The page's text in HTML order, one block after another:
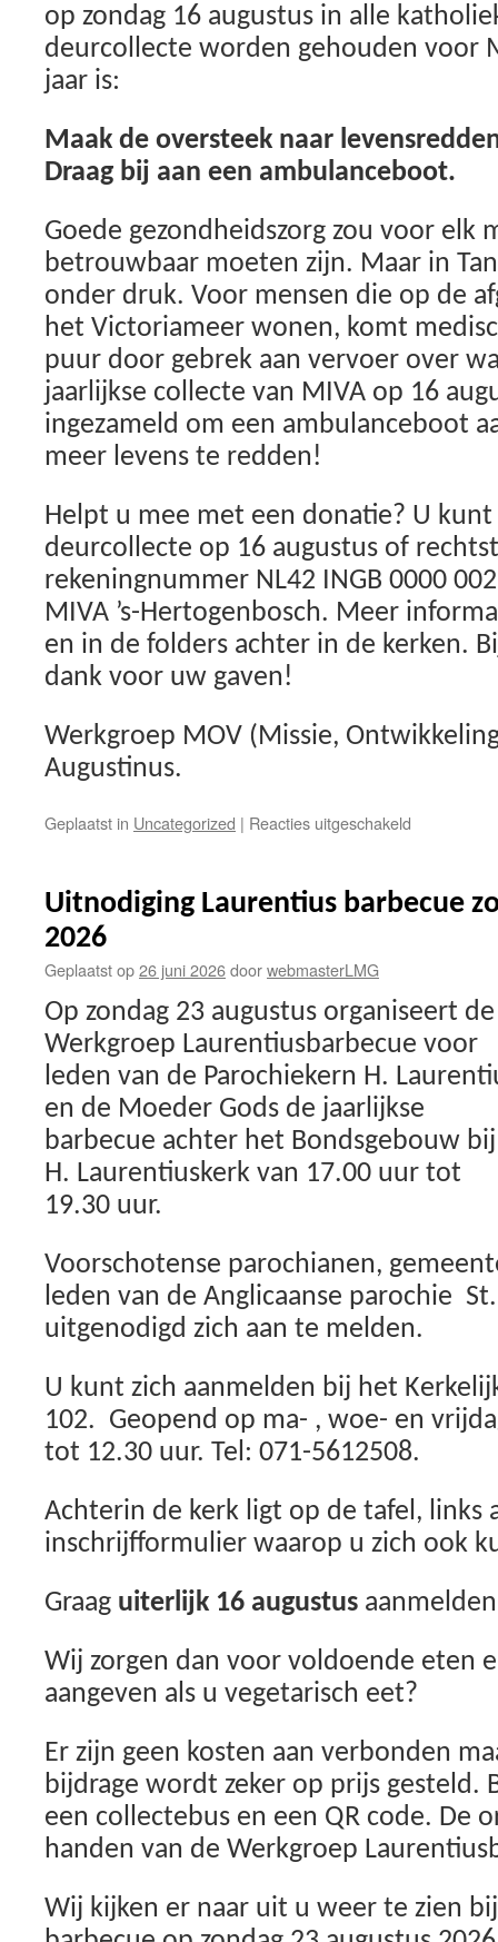
op zondag 16 augustus in alle
deurcollecte worden gehouden voor
jaar is:
Maak de oversteek naar
Draag bij aan een ambulanceboot.
Goede gezondheidszorg zou voor elk
betrouwbaar moeten zijn. Maar in
onder druk. Voor mensen die op de
het Victoriameer wonen, komt
puur door gebrek aan vervoer over
jaarlijkse collecte van MIVA op 16
ingezameld om een ambulanceboot
meer levens te redden!
Helpt u mee met een donatie? U
deurcollecte op 16 augustus of
rekeningnummer NL42 INGB 0000
MIVA ’s-Hertogenbosch. Meer
en in de folders achter in de kerken.
dank voor uw gaven!
Werkgroep MOV (Missie,
Augustinus.
Geplaatst in Uncategorized | Reacties uitgeschakeld
op
Uitnodiging Laurentius barbecue
2026
Geplaatst op26 juni 2026doorwebmasterLMG
Op zondag 23 augustus organiseert de
Werkgroep Laurentiusbarbecue voor
leden van de Parochiekern H.
en de Moeder Gods de jaarlijkse
barbecue achter het Bondsgebouw
H. Laurentiuskerk van 17.00 uur tot
19.30 uur.
Voorschotense parochianen,
leden van de Anglicaanse parochie
uitgenodigd zich aan te melden.
U kunt zich aanmelden bij het
102. Geopend op ma- , woe- en
tot 12.30 uur. Tel: 071-5612508.
Achterin de kerk ligt op de tafel, links
inschrijfformulier waarop u zich ook
Graag uiterlijk 16 augustus
Wij zorgen dan voor voldoende eten
aangeven als u vegetarisch eet?
Er zijn geen kosten aan verbonden
bijdrage wordt zeker op prijs gesteld.
een collectebus en een QR code. De
handen van de Werkgroep
Wij kijken er naar uit u weer te zien